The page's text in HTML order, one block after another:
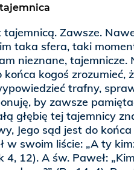
tajemnicą. Zawsze.
taka sfera, taki
nieznane, tajemnicze.
końca kogoś zrozumieć,
trafny,
by zawsze
głębię tej tajemnicy
Jego sąd jest do
w swoim liście: „A ty
4, 12). A św. Paweł: